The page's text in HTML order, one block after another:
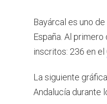
Bayárcal es uno
España. Al primero
inscritos: 236 en el
La siguiente
Andalucía durante